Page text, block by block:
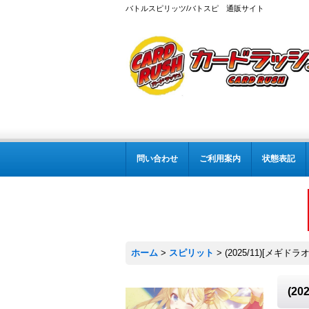
バトルスピリッツ/バトスピ 通販サイト
問い合わせ ご利用案内 状態表記
ホーム > スピリット > (2025/11)[メギドラ